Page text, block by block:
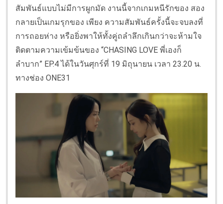
สัมพันธ์แบบไม่มีการผูกมัด งานนี้จากเกมหนีรักของ สอง
กลายเป็นเกมรุกของ เพียง ความสัมพันธ์ครั้งนี้จะจบลงที่
การถอยห่าง หรือยิ่งพาให้ทั้งคู่ถลำลึกเกินกว่าจะห้ามใจ
ติดตามความเข้มข้นของ “CHASING LOVE พี่เองก็
ลำบาก” EP.4 ได้ในวันศุกร์ที่ 19 มิถุนายน เวลา 23.20 น.
ทางช่อง ONE31